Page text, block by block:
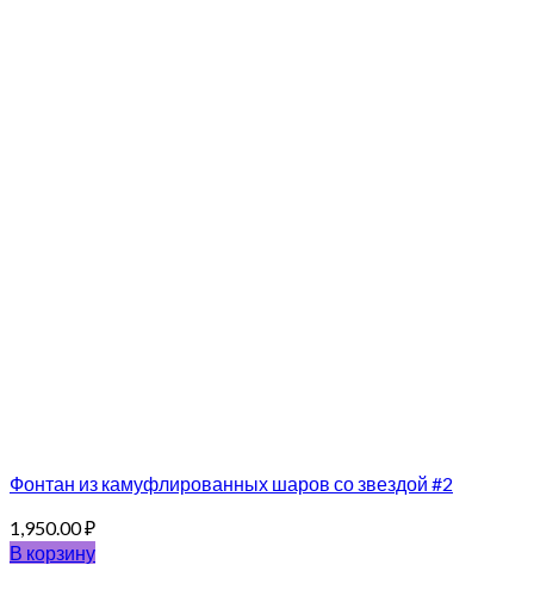
Фонтан из камуфлированных шаров со звездой #2
1,950.00₽
В корзину